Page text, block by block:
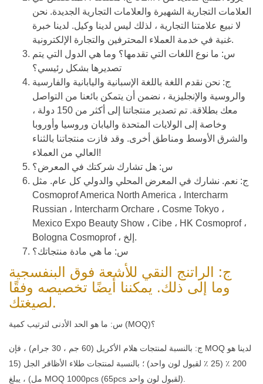
العلامات التجارية الشهيرة والعلامات التجارية الجديدة. نحن
لا نبيع علامتنا التجارية ، لذلك ليس لدينا وكيل. لدينا خبرة
غنية في خدمة العملاء المحترفين والتجارة الإلكترونية.
س: ما نوع اللغات التي تقدمها؟ وما هي الدول التي يتم
تصديرها بشكل رئيسي؟
ج: نحن نقدم اللغة باللغة الإسبانية واليابانية والفارسية
والروسية والإنجليزية ، نضمن أن يتمكن بائعنا من التواصل
معك بطلاقة. تم تصدير منتجاتنا إلى أكثر من 150 دولة ،
وخاصة إلى الولايات المتحدة واليابان وروسيا وأوروبا
والشرق الأوسط ومناطق أخرى. وقد فازت منتجاتنا بالثناء
العالي من العملاء!
س: هل تشارك شركتك في المعرض؟
ج: نعم. نشارك في المعرض المحلي والدولي كل عام. مثل
Cosmoprof America North America ، Intercharm
Russian ، Intercharm Orchare ، Cosme Tokyo ،
Mexico Expo Beauty Show ، Cibe ، HK Cosmoprof ،
Bologna Cosmoprof ، إلخ.
س: ما هي مادة منتجاتك؟
ج: الراتنج النقي للأشعة فوق البنفسجية
وما إلى ذلك. يمكننا أيضًا تخصيصه وفقًا
لصيغتك.
س: ما هو الحد الأدنى لترتيب كمية (MOQ)؟
ج: بالنسبة لمنتجات هلام الأكريل (60 جم ​​، 30 جرام) ، فإن MOQ لدينا هو
200 ٪ (25 ٪ لقبول لون واحد) ؛ بالنسبة لمنتجات طلاء الأظافر الجل (15
مل) ، يبلغ MOQ 1000pcs (65pcs لقبول لون واحد).